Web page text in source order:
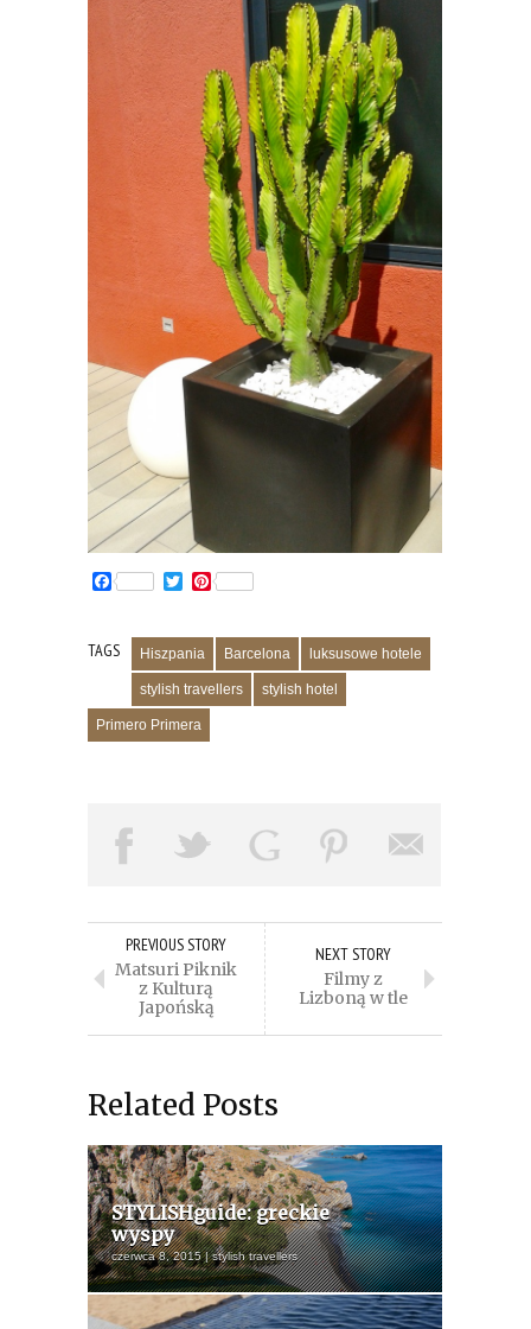
FacebookTwitterPinterest
TAGS Hiszpania Barcelona luksusowe hotele
stylish travellers stylish hotel
Primero Primera
PREVIOUS STORY
Matsuri Piknik
z Kulturą
Japońską
NEXT STORY
Filmy z
Lizboną w tle
Related Posts
STYLISHguide: greckie
wyspy
czerwca 8, 2015 | stylish travellers